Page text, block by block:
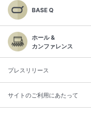
BASE Q
ホール &
カンファレンス
プレスリリース
サイトのご利用にあたって